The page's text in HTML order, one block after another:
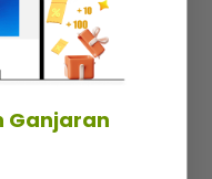
platform
Jozan
Ganjaran